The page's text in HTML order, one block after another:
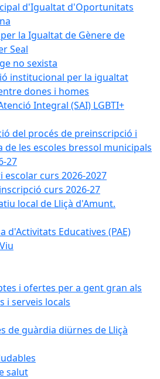
d'Igualtat d'Oportunitats
la Igualtat de Gènere de
Seal
no sexista
institucional per la igualtat
dones i homes
Integral (SAI) LGBTI+
del procés de preinscripció i
de les escoles bressol municipals
27
escolar curs 2026-2027
curs 2026-27
local de Lliçà d'Amunt.
d'Activitats Educatives (PAE)
i ofertes per a gent gran als
i serveis locals
de guàrdia diürnes de Lliçà
salut